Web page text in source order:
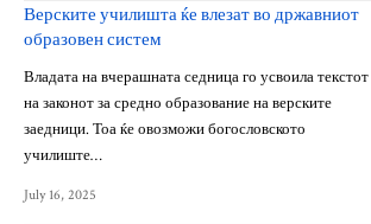
Верските училишта ќе влезат во државниот
образовен систем
Владата на вчерашната седница го усвоила текстот
на законот за средно образование на верските
заедници. Тоа ќе овозможи богословското
училиште…
July 16, 2025